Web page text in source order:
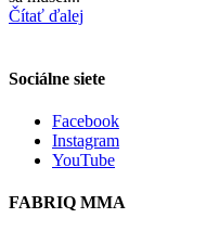
Čítať ďalej
Sociálne siete
Facebook
Instagram
YouTube
FABRIQ MMA